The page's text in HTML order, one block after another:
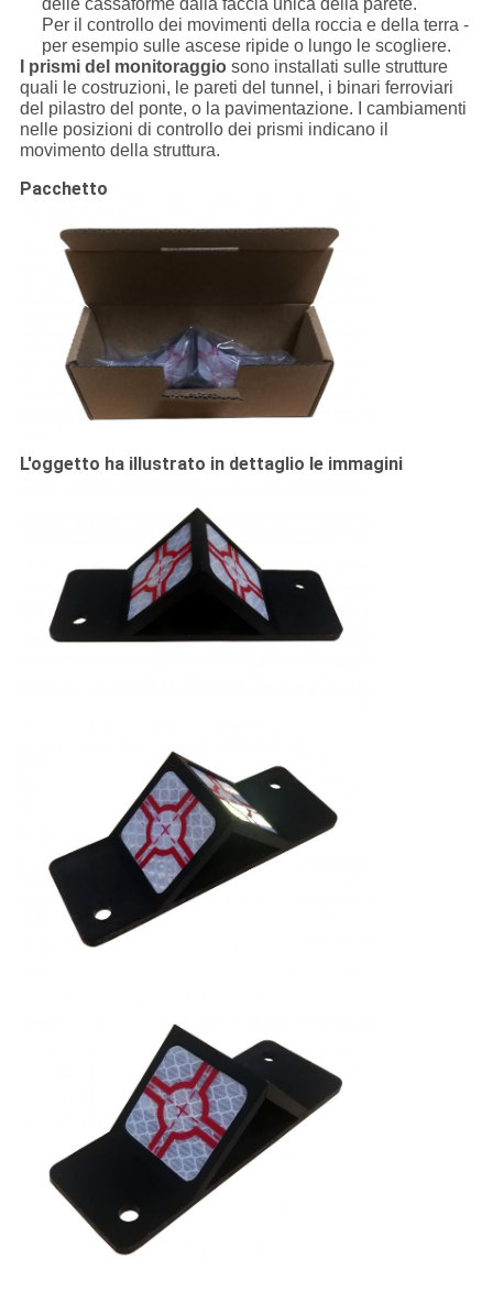
delle cassaforme dalla faccia unica della parete.
Per il controllo dei movimenti della roccia e della terra -
per esempio sulle ascese ripide o lungo le scogliere.
I prismi del monitoraggiosono installati sulle strutture
quali le costruzioni, le pareti del tunnel, i binari ferroviari
del pilastro del ponte, o la pavimentazione. I cambiamenti
nelle posizioni di controllo dei prismi indicano il
movimento della struttura.
Pacchetto
L'oggetto ha illustrato in dettaglio le immagini